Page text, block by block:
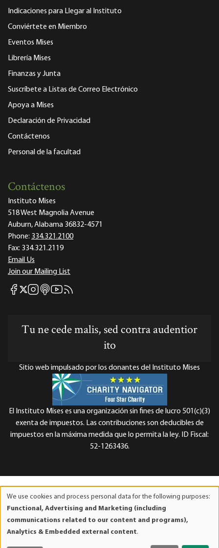
Indicaciones para Llegar al Instituto
Conviértete en Miembro
Eventos Mises
Librería Mises
Finanzas y Junta
Suscríbete a Listas de Correo Electrónico
Apoya a Mises
Declaración de Privacidad
Contáctenos
Personal de la facultad
Contáctenos
Instituto Mises
518 West Magnolia Avenue
Auburn, Alabama 36832-4571
Phone: 334.321.2100
Fax: 334.321.2119
Email Us
Join our Mailing List
Mises Facebook
Mises X
Mises Instagram
Mises itunes
Mises Youtube
Mises RSS feed
Tu ne cede malis, sed contra audentior
ito
Sitio web impulsado por los donantes del Instituto Mises
El Instituto Mises es una organización sin fines de lucro 501(c)(3)
exenta de impuestos. Las contribuciones son deducibles de
impuestos en la máxima medida que lo permita la ley. ID Fiscal:
52-1263436.
We use cookies and process personal data for the following purposes:
Functional, Advertising and Marketing (including
communications related to our content and programs),
Analytics & Embedded external content.